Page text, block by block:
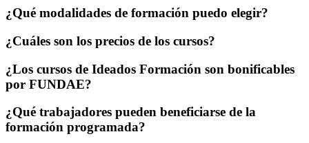
¿Qué modalidades de formación puedo elegir?
¿Cuáles son los precios de los cursos?
¿Los cursos de Ideados Formación son bonificables
por FUNDAE?
¿Qué trabajadores pueden beneficiarse de la
formación programada?